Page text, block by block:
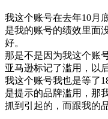
我这个账号在去年10月
是我的账号的绩效里面
好。
那是不是因为我这个账
亚马逊标记了滥用，以
我这个账号我也是等了
是提示的品牌滥用，那
抓到引起的，而跟我的